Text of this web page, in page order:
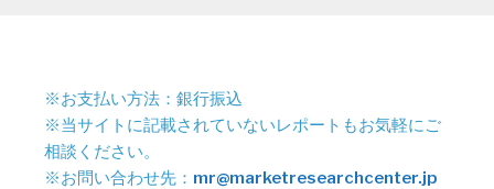
※お支払い方法：銀行振込
※当サイトに記載されていないレポートもお気軽にご
相談ください。
※お問い合わせ先： mr@marketresearchcenter.jp